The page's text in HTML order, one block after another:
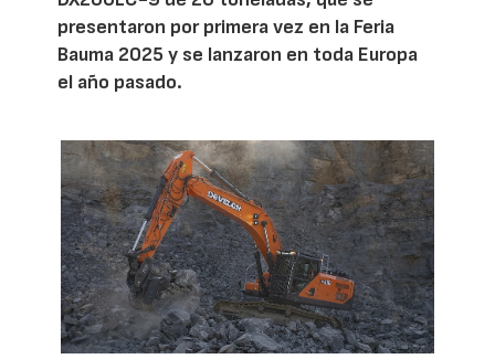
presentaron por primera vez en la Feria
Bauma 2025 y se lanzaron en toda Europa
el año pasado.